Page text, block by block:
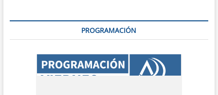
PROGRAMACIÓN